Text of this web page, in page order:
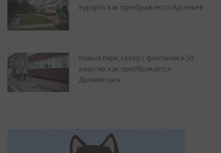
курорта: как преображается Арсеньев
Новый парк, сквер с фонтаном и 50
квартир: как преображается
Дальнегорск